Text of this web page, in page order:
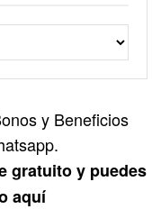
y Beneficios
gratuito y puedes
aquí